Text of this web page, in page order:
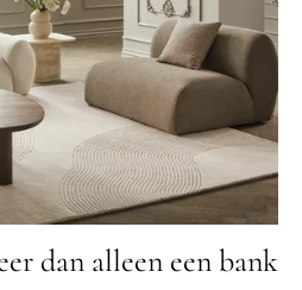
dan alleen een bank